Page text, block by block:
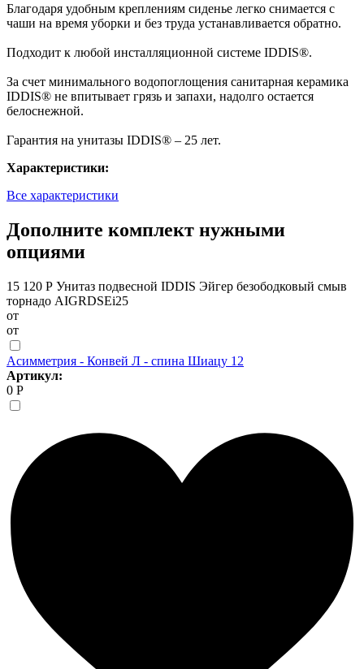
Благодаря удобным креплениям сиденье легко снимается с
чаши на время уборки и без труда устанавливается обратно.
Подходит к любой инсталляционной системе IDDIS®.
За счет минимального водопоглощения санитарная керамика
IDDIS® не впитывает грязь и запахи, надолго остается
белоснежной.
Гарантия на унитазы IDDIS® – 25 лет.
Характеристики:
Все характеристики
Дополните комплект нужными
опциями
15 120 Р Унитаз подвесной IDDIS Эйгер безободковый смыв
торнадо AIGRDSEi25
от
от
Асимметрия - Конвей Л - спина Шиацу 12
Артикул:
0 Р